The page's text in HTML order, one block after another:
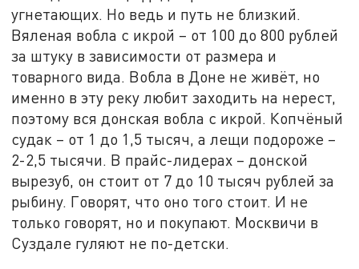
угнетающих. Но ведь и путь не близкий.
Вяленая вобла с икрой – от 100 до 800 рублей
за штуку в зависимости от размера и
товарного вида. Вобла в Доне не живёт, но
именно в эту реку любит заходить на нерест,
поэтому вся донская вобла с икрой. Копчёный
судак – от 1 до 1,5 тысяч, а лещи подороже –
2-2,5 тысячи. В прайс-лидерах – донской
вырезуб, он стоит от 7 до 10 тысяч рублей за
рыбину. Говорят, что оно того стоит. И не
только говорят, но и покупают. Москвичи в
Суздале гуляют не по-детски.